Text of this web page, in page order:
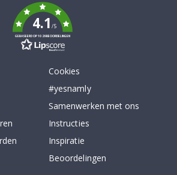
4.1/5
GEBASEERD OP 1029 BEOORDELINGEN
Cookies
#yesnamly
Samenwerken met ons
Instructies
Inspiratie
Beoordelingen